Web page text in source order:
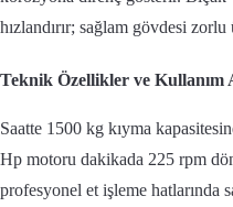
hızlandırır; sağlam gövdesi
Teknik Özellikler ve Kullanım
Saatte 1500 kg kıyma
Hp motoru dakikada 225 rpm
profesyonel et işleme hatlarında